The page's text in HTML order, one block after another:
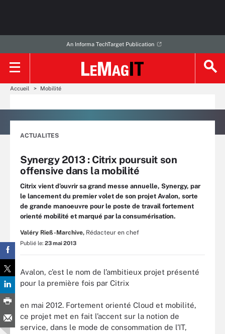
An Informa TechTarget Publication
Accueil Mobilité
ACTUALITES
Synergy 2013 : Citrix poursuit son
offensive dans la mobilité
Citrix vient d’ouvrir sa grand messe annuelle, Synergy, par
le lancement du premier volet de son projet Avalon, sorte
de grande manoeuvre pour le poste de travail fortement
orienté mobilité et marqué par la consumérisation.
Valéry Rieß-Marchive, Rédacteur en chef
Publié le: 23 mai 2013
Avalon, c’est le nom de l’ambitieux projet présenté
pour la première fois par Citrix
en mai 2012. Fortement orienté Cloud et mobilité,
ce projet met en fait l’accent sur la notion de
service, dans le mode de consommation de l’IT,